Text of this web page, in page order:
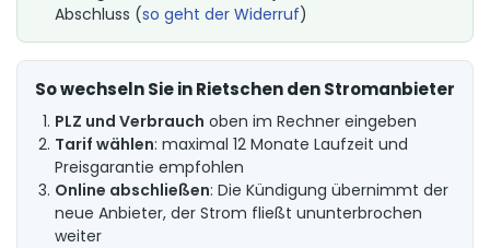
Abschluss (so geht der Widerruf)
So wechseln Sie in Rietschen den Stromanbieter
PLZ und Verbrauch oben im Rechner eingeben
Tarif wählen: maximal 12 Monate Laufzeit und
Preisgarantie empfohlen
Online abschließen: Die Kündigung übernimmt der
neue Anbieter, der Strom fließt ununterbrochen
weiter